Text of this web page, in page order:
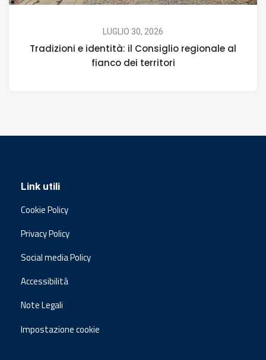
LUGLIO 30, 2026
Tradizioni e identità: il Consiglio regionale al
fianco dei territori
Link utili
Cookie Policy
Privacy Policy
Social media Policy
Accessibilità
Note Legali
Impostazione cookie